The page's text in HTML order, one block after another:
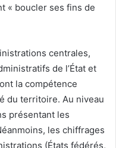
« boucler ses fins de
centrales,
de l’État et
la compétence
du territoire. Au niveau
présentant les
les chiffrages
(États fédérés,